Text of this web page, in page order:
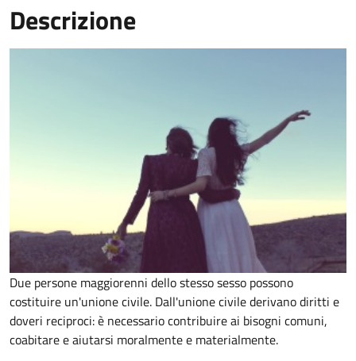
Descrizione
Due persone maggiorenni dello stesso sesso possono
costituire un'unione civile. Dall'unione civile derivano diritti e
doveri reciproci: è necessario contribuire ai bisogni comuni,
coabitare e aiutarsi moralmente e materialmente.